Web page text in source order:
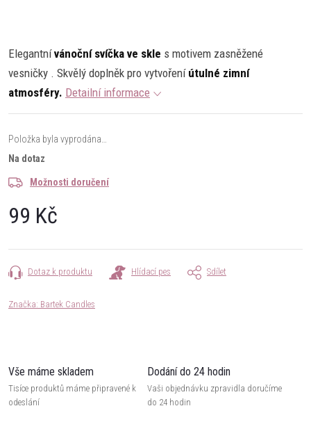
Elegantnívánoční svíčka ve skle s motivem zasněžené
vesničky . Skvělý doplněk pro vytvoření útulné zimní
atmosféry. Detailní informace
Položka byla vyprodána…
Na dotaz
Možnosti doručení
99 Kč
cena:
Dotaz k produktu Hlídací pes Sdílet
Značka: Bartek Candles
Vše máme skladem
Tisíce produktů máme připravené k
odeslání
Dodání do 24 hodin
Vaši objednávku zpravidla doručíme
do 24 hodin